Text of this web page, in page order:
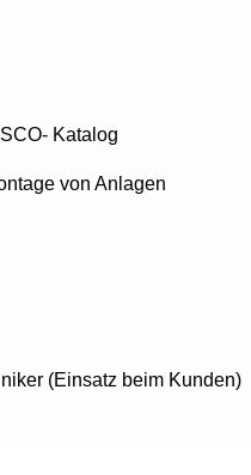
Katalog
von Anlagen
(Einsatz beim Kunden)